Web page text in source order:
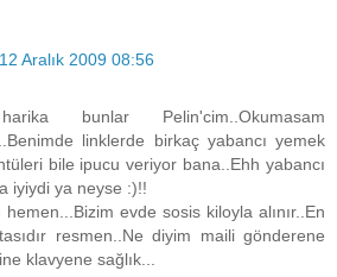
12 Aralık 2009 08:56
bunlar Pelin'cim..Okumasam
linklerde birkaç yabancı yemek
bile ipucu veriyor bana..Ehh yabancı
iyiydi ya neyse :)!!
evde sosis kiloyla alınır..En
resmen..Ne diyim maili gönderene
klavyene sağlık...